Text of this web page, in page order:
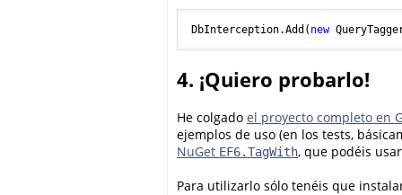
DbInterception.Add( new
4. ¡Quiero probarlo!
He colgado el proyecto completo en
ejemplos de uso (en los tests,
NuGet EF6.TagWith, que podéis
Para utilizarlo sólo tenéis que